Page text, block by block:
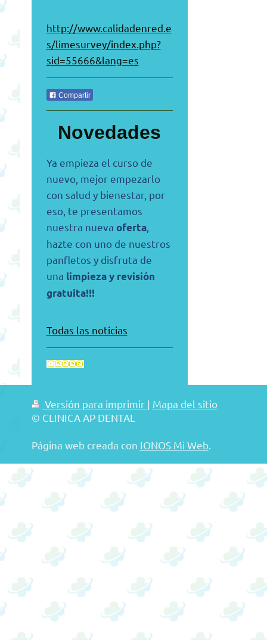
http://www.calidadenred.e
s/limesurvey/index.php?
sid=55666&lang=es
Compartir
Novedades
Ya empieza el curso de
nuevo, mejor empezarlo
con salud y bienestar, por
eso, te presentamos
nuestra nueva oferta,
hazte con uno de nuestros
panfletos y disfruta de
una limpieza y revisión
gratuita!!!
Todas las noticias
Versión para imprimir | Mapa del sitio
© CLINICA AP DENTAL
Página web creada con IONOS Mi Web